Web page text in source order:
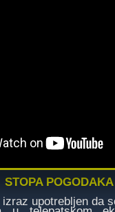
STOPA POGODAKA
upotrebljen da